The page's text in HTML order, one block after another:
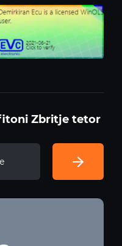
Zbritje tetor